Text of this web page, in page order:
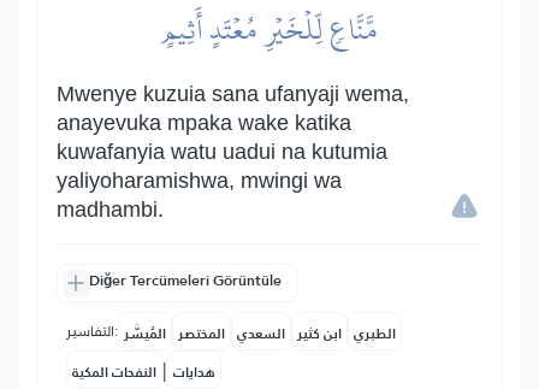
مَّنَّاعٖ لِّلۡخَيۡرِ مُعۡتَدٍ أَثِيمٍ
Mwenye kuzuia sana ufanyaji wema,
anayevuka mpaka wake katika
kuwafanyia watu uadui na kutumia
yaliyoharamishwa, mwingi wa
madhambi.
Diğer Tercümeleri Görüntüle
التفاسير: المُيسَّر المختصر السعدي ابن كثير الطبري
النفحات المكية | هدايات